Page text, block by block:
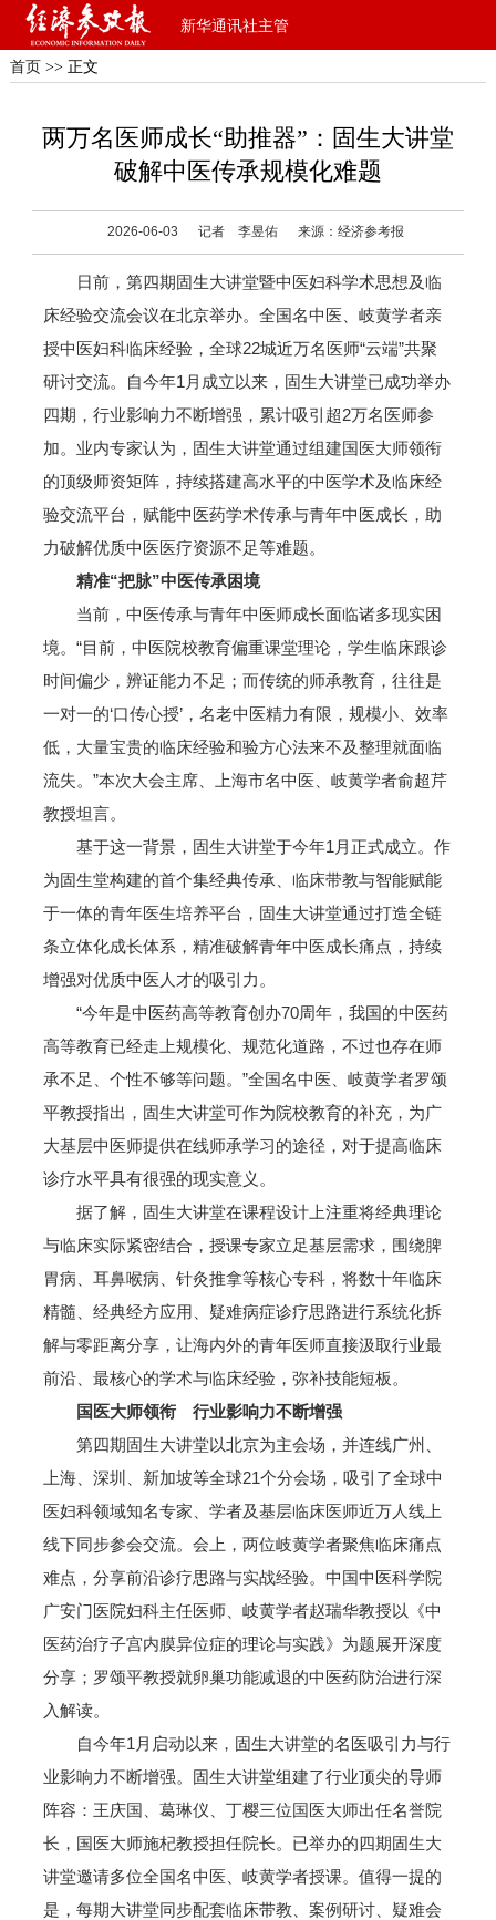
新华通讯社主管
首页 >> 正文
两万名医师成长“助推器”：固生大讲堂
破解中医传承规模化难题
2026-06-03 记者 李昱佑 来源：经济参考报
日前，第四期固生大讲堂暨中医妇科学术思想及临
床经验交流会议在北京举办。全国名中医、岐黄学者亲
授中医妇科临床经验，全球22城近万名医师“云端”共聚
研讨交流。自今年1月成立以来，固生大讲堂已成功举办
四期，行业影响力不断增强，累计吸引超2万名医师参
加。业内专家认为，固生大讲堂通过组建国医大师领衔
的顶级师资矩阵，持续搭建高水平的中医学术及临床经
验交流平台，赋能中医药学术传承与青年中医成长，助
力破解优质中医医疗资源不足等难题。
精准“把脉”中医传承困境
当前，中医传承与青年中医师成长面临诸多现实困
境。“目前，中医院校教育偏重课堂理论，学生临床跟诊
时间偏少，辨证能力不足；而传统的师承教育，往往是
一对一的‘口传心授’，名老中医精力有限，规模小、效率
低，大量宝贵的临床经验和验方心法来不及整理就面临
流失。”本次大会主席、上海市名中医、岐黄学者俞超芹
教授坦言。
基于这一背景，固生大讲堂于今年1月正式成立。作
为固生堂构建的首个集经典传承、临床带教与智能赋能
于一体的青年医生培养平台，固生大讲堂通过打造全链
条立体化成长体系，精准破解青年中医成长痛点，持续
增强对优质中医人才的吸引力。
“今年是中医药高等教育创办70周年，我国的中医药
高等教育已经走上规模化、规范化道路，不过也存在师
承不足、个性不够等问题。”全国名中医、岐黄学者罗颂
平教授指出，固生大讲堂可作为院校教育的补充，为广
大基层中医师提供在线师承学习的途径，对于提高临床
诊疗水平具有很强的现实意义。
据了解，固生大讲堂在课程设计上注重将经典理论
与临床实际紧密结合，授课专家立足基层需求，围绕脾
胃病、耳鼻喉病、针灸推拿等核心专科，将数十年临床
精髓、经典经方应用、疑难病症诊疗思路进行系统化拆
解与零距离分享，让海内外的青年医师直接汲取行业最
前沿、最核心的学术与临床经验，弥补技能短板。
国医大师领衔 行业影响力不断增强
第四期固生大讲堂以北京为主会场，并连线广州、
上海、深圳、新加坡等全球21个分会场，吸引了全球中
医妇科领域知名专家、学者及基层临床医师近万人线上
线下同步参会交流。会上，两位岐黄学者聚焦临床痛点
难点，分享前沿诊疗思路与实战经验。中国中医科学院
广安门医院妇科主任医师、岐黄学者赵瑞华教授以《中
医药治疗子宫内膜异位症的理论与实践》为题展开深度
分享；罗颂平教授就卵巢功能减退的中医药防治进行深
入解读。
自今年1月启动以来，固生大讲堂的名医吸引力与行
业影响力不断增强。固生大讲堂组建了行业顶尖的导师
阵容：王庆国、葛琳仪、丁樱三位国医大师出任名誉院
长，国医大师施杞教授担任院长。已举办的四期固生大
讲堂邀请多位全国名中医、岐黄学者授课。值得一提的
是，每期大讲堂同步配套临床带教、案例研讨、疑难会